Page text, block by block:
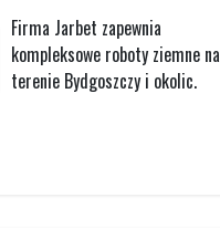
Firma Jarbet zapewnia
kompleksowe roboty ziemne na
terenie Bydgoszczy i okolic.